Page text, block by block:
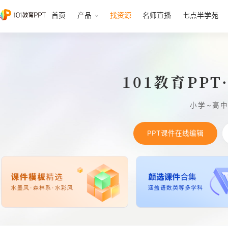
首页 产品 找资源 名师直播 七点半学苑
101教育
小学~高
PPT课件在线编辑